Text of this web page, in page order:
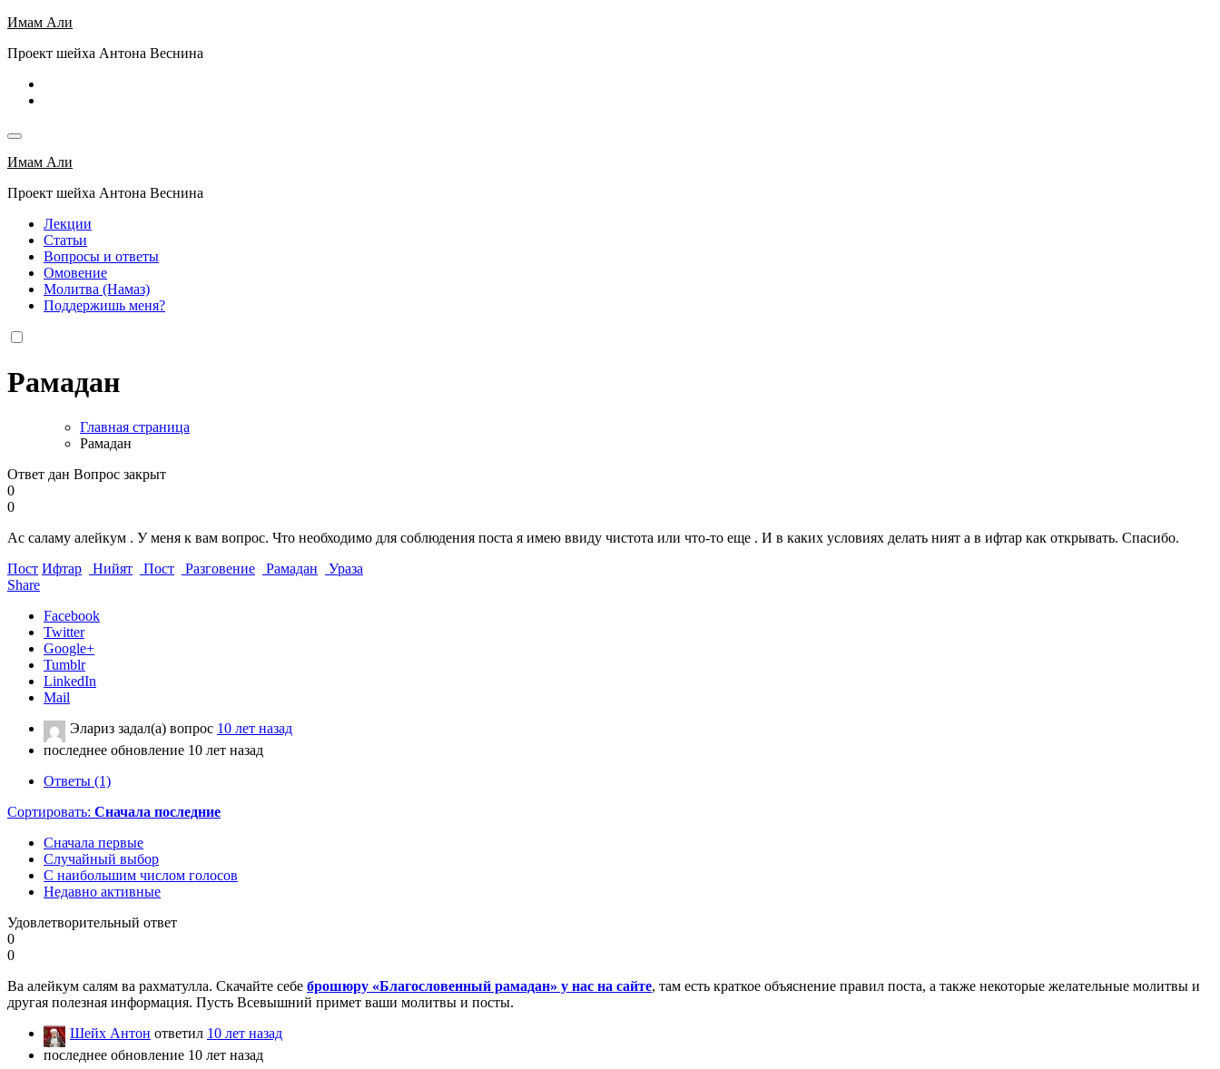
Перейти
содержимому
Имам Али
Проект шейха Антона Веснина
Имам Али
Проект шейха Антона Веснина
Лекции
Статьи
Вопросы и ответы
Омовение
Молитва (Намаз)
Поддержишь меня?
Рамадан
Главная страница
Рамадан
Ответ дан Вопрос закрыт
0
0
Ас саламу алейкум . У меня к вам вопрос. Что необходимо для соблюдения поста я имею ввиду чистота или что-то еще . И в каких условиях делать ният а в ифтар как открывать. Спасибо.
Пост Ифтар Нийят Пост Разговение Рамадан
Ураза
Share
Facebook
Twitter
Google+
Tumblr
LinkedIn
Mail
Элариз задал(а) вопрос 10 лет назад
последнее обновление 10 лет назад
Ответы (1)
Сортировать: Сначала последние
Сначала первые
Случайный выбор
С наибольшим числом голосов
Недавно активные
Удовлетворительный ответ
0
0
Ва алейкум салям ва рахматулла. Скачайте себе брошюру «Благословенный рамадан» у нас на сайте, там есть краткое объяснение правил поста, а также некоторые желательные молитвы и
другая полезная информация. Пусть Всевышний примет ваши молитвы и посты.
Шейх Антон ответил 10 лет назад
последнее обновление 10 лет назад